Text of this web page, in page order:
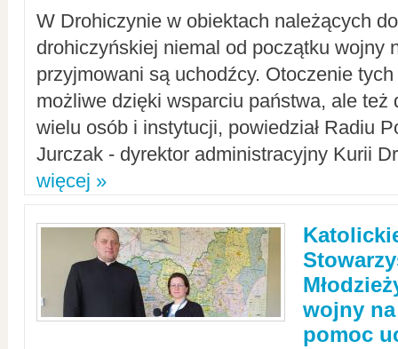
W Drohiczynie w obiektach należących
drohiczyńskiej niemal od początku wojny
przyjmowani są uchodźcy. Otoczenie
możliwe dzięki wsparciu państwa, ale też
wielu osób i instytucji, powiedział Radiu
Jurczak - dyrektor administracyjny Kurii
więcej »
wojny
pomoc